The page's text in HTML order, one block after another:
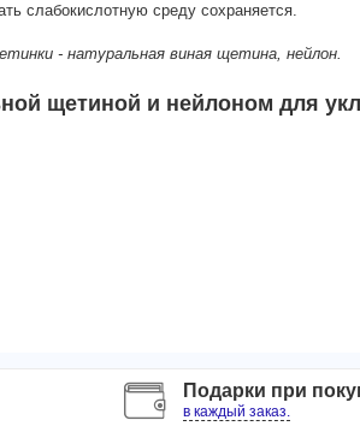
слабокислотную среду сохраняется.
- натуральная виная щетина, нейлон.
щетиной и нейлоном для
Подарки при
в каждый заказ.